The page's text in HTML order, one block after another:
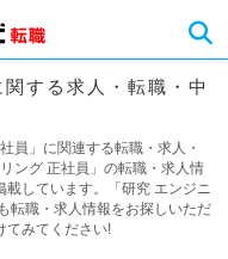
する求人・転職・中
員」に関連する転職・求人・
ング 正社員」の転職・求人情
しています。「研究 エンジニ
転職・求人情報をお探しいただ
てみてください!